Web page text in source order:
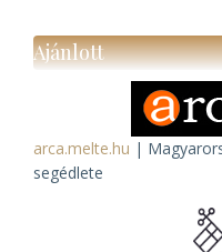
Ajánlott
arca.melte.hu |
segédlete